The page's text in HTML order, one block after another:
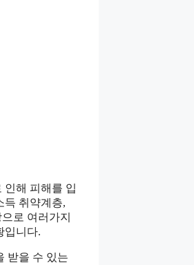
인해 피해를 입
득 취약계층,
로 여러가지
입니다.
받을 수 있는